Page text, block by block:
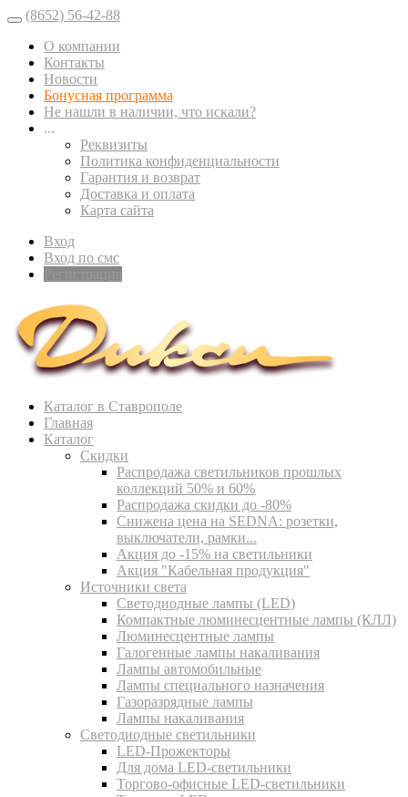
(8652) 56-42-88
О компании
Контакты
Новости
Бонусная программа
Не нашли в наличии, что искали?
...
Реквизиты
Политика конфиденциальности
Гарантия и возврат
Доставка и оплата
Карта сайта
Вход
Вход по смс
Каталог в Ставрополе
Главная
Каталог
Скидки
Распродажа светильников прошлых
коллекций 50% и 60%
Распродажа скидки до -80%
Cнижена цена на SEDNA: розетки,
выключатели, рамки...
Акция до -15% на светильники
Акция "Кабельная продукция"
Источники света
Светодиодные лампы (LED)
Компактные люминесцентные лампы (КЛЛ)
Люминесцентные лампы
Галогенные лампы накаливания
Лампы автомобильные
Лампы специального назначения
Газоразрядные лампы
Лампы накаливания
Светодиодные светильники
LED-Прожекторы
Для дома LED-светильники
Торгово-офисные LED-светильники